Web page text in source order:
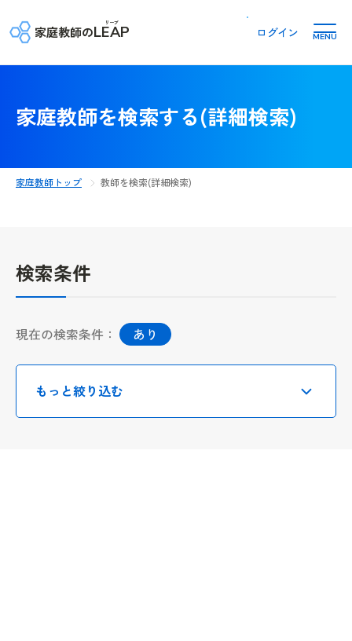
家庭教師のLEAP
リープ
ログイン MENU
家庭教師を検索する(詳細検索)
家庭教師トップ 教師を検索(詳細検索)
検索条件
現在の検索条件： あり
もっと絞り込む